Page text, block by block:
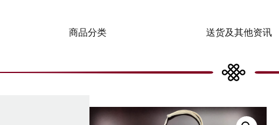
商品分类 送货及其他资讯